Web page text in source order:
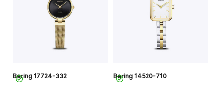
Bering 17724-332 Bering 14520-710